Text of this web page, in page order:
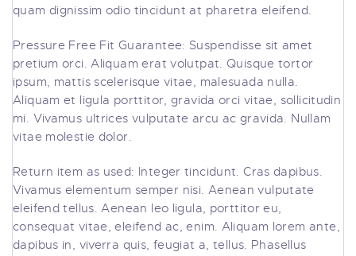
quam dignissim odio tincidunt at pharetra eleifend.
Pressure Free Fit Guarantee: Suspendisse sit amet
pretium orci. Aliquam erat volutpat. Quisque tortor
ipsum, mattis scelerisque vitae, malesuada nulla.
Aliquam et ligula porttitor, gravida orci vitae, sollicitudin
mi. Vivamus ultrices vulputate arcu ac gravida. Nullam
vitae molestie dolor.
Return item as used: Integer tincidunt. Cras dapibus.
Vivamus elementum semper nisi. Aenean vulputate
eleifend tellus. Aenean leo ligula, porttitor eu,
consequat vitae, eleifend ac, enim. Aliquam lorem ante,
dapibus in, viverra quis, feugiat a, tellus. Phasellus